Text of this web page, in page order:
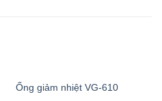
Ống giảm nhiệt VG-610